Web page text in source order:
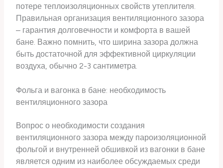
потере теплоизоляционных свойств утеплителя.
Правильная организация вентиляционного зазора
– гарантия долговечности и комфорта в вашей
бане. Важно помнить, что ширина зазора должна
быть достаточной для эффективной циркуляции
воздуха, обычно 2-3 сантиметра.
Фольга и вагонка в бане: необходимость
вентиляционного зазора
Вопрос о необходимости создания
вентиляционного зазора между пароизоляционной
фольгой и внутренней обшивкой из вагонки в бане
является одним из наиболее обсуждаемых среди